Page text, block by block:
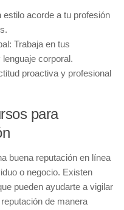
estilo acorde a tu profesión
Trabaja en tus
corporal.
proactiva y profesional
para
buena reputación en línea
o negocio. Existen
pueden ayudarte a vigilar
de manera